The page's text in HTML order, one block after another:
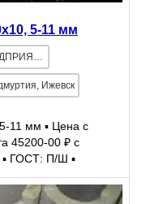
5-11 мм
Ижевск
11 мм ▪ Цена с
45200-00 ₽ с
▪ ГОСТ: П/Ш ▪
поперечным